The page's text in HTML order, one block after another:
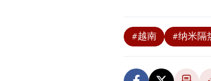
#越南 #纳米隔